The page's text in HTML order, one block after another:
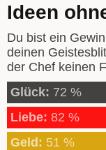
Ideen
Du bist ein
deinen
der Chef keinen
Glück: 72 %
Liebe: 82 %
Geld: 51 %